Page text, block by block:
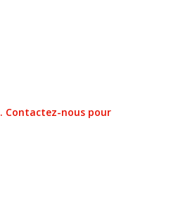
. Contactez-nous pour